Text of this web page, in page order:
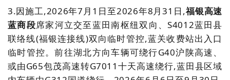
3.因施工,2026年7月1日至2026年8月31日,福银高速
蓝商段席家河立交至蓝田南枢纽双向、S4012蓝田县
联络线(福银连接线)双向临时管控,蓝关收费站出入口
临时管控。前往湖北方向车辆可绕行G40沪陕高速、
或由G65包茂高速转G7011十天高速绕行,蓝田县区域